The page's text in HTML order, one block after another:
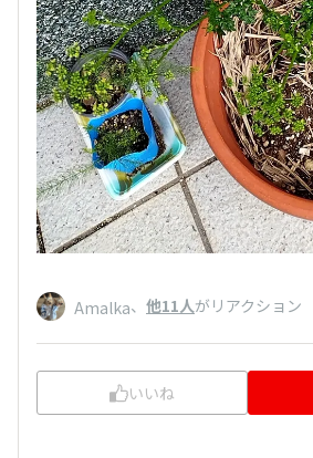
Amalka、 他11人がリアクション
いいね